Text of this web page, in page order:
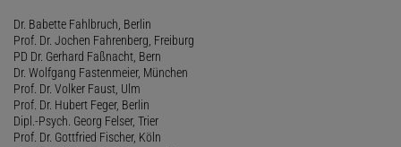
Dr. Babette Fahlbruch, Berlin
Prof. Dr. Jochen Fahrenberg, Freiburg
PD Dr. Gerhard Faßnacht, Bern
Dr. Wolfgang Fastenmeier, München
Prof. Dr. Volker Faust, Ulm
Prof. Dr. Hubert Feger, Berlin
Dipl.-Psych. Georg Felser, Trier
Prof. Dr. Gottfried Fischer, Köln